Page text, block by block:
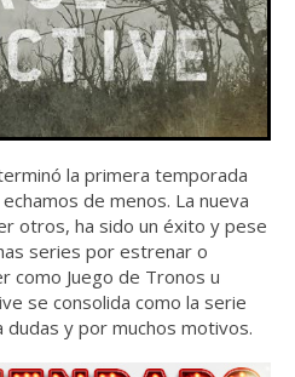
la primera temporada
de menos. La nueva
otros, ha sido un éxito y pese
series por estrenar o
como Juego de Tronos u
se consolida como la serie
y por muchos motivos.